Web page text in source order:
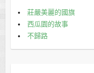
莊嚴美麗的國旗
西瓜園的故事
不歸路